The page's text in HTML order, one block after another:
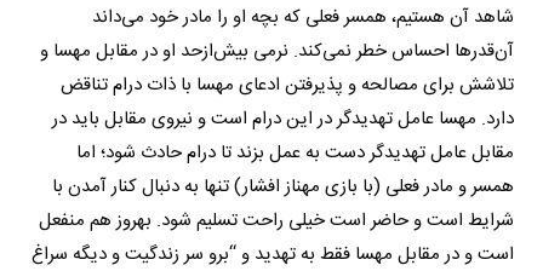
شاهد آن هستیم، همسر فعلی که بچه او را مادر خود می‌داند
آن‌قدرها احساس خطر نمی‌کند. نرمی بیش‌ازحد او در مقابل مهسا و
تلاشش برای مصالحه و پذیرفتن ادعای مهسا با ذات درام تناقض
دارد. مهسا عامل تهدیدگر در این درام است و نیروی مقابل باید در
مقابل عامل تهدیدگر دست به عمل بزند تا درام حادث شود؛ اما
همسر و مادر فعلی (با بازی مهناز افشار) تنها به دنبال کنار آمدن با
شرایط است و حاضر است خیلی راحت تسلیم شود. بهروز هم منفعل
است و در مقابل مهسا فقط به تهدید و “برو سر زندگیت و دیگه سراغ